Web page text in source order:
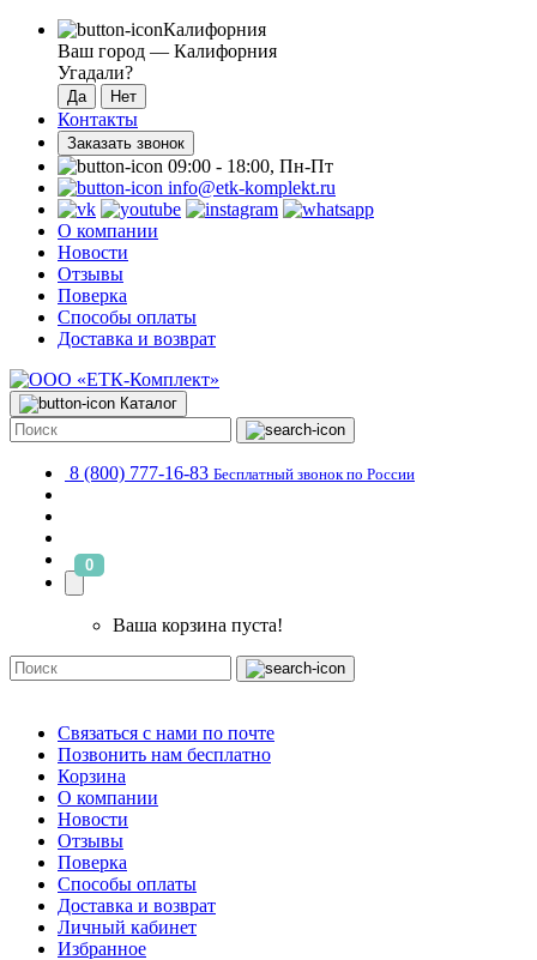
Калифорния
Ваш город — Калифорния
Угадали?
Контакты
Заказать звонок
09:00 - 18:00, Пн-Пт
info@etk-komplekt.ru
О компании
Новости
Отзывы
Поверка
Способы оплаты
Доставка и возврат
Каталог
8 (800) 777-16-83 Бесплатный звонок по России
0
Ваша корзина пуста!
Связаться с нами по почте
Позвонить нам бесплатно
Корзина
О компании
Новости
Отзывы
Поверка
Способы оплаты
Доставка и возврат
Личный кабинет
Избранное